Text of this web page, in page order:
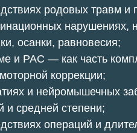
родовых травм и
нарушениях,
осанки, равновесия;
и РАС — как часть
коррекции;
и нейромышечных
и средней степени;
операций и